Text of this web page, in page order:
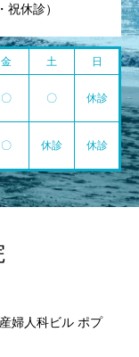
休診）
金 土 日
〇 〇 休診
〇 休診 休診
婦人科ビル ポプ